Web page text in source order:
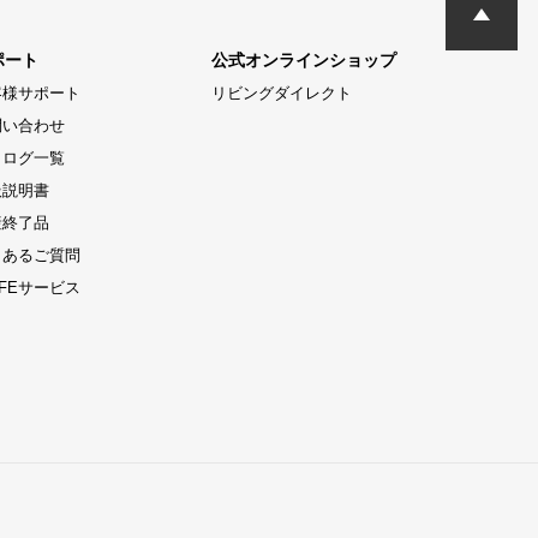
ート
サポート
合わせ
グ一覧
明書
了品
るご質問
サービス
公式オンラインショップ
リビングダイレクト